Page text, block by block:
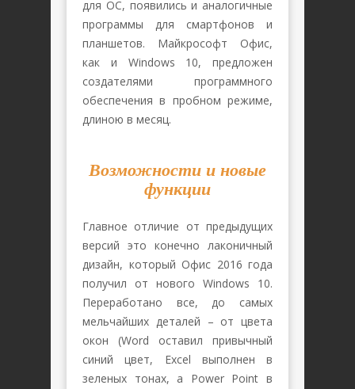
для ОС, появились и аналогичные
программы для смартфонов и
планшетов. Майкрософт Офис,
как и Windows 10, предложен
создателями программного
обеспечения в пробном режиме,
длиною в месяц.
Возможности и новые
функции
Главное отличие от предыдущих
версий это конечно лаконичный
дизайн, который Офис 2016 года
получил от нового Windows 10.
Переработано все, до самых
мельчайших деталей – от цвета
окон (Word оставил привычный
синий цвет, Excel выполнен в
зеленых тонах, а Power Point в